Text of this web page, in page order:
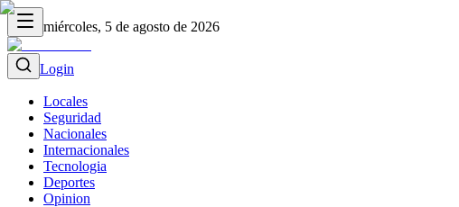
miércoles, 5 de agosto de 2026
Login
Locales
Seguridad
Nacionales
Internacionales
Tecnologia
Deportes
Opinion